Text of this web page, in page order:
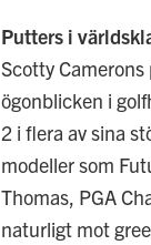
Putters i
Scotty
ögonblicken i
2 i flera av sina
modeller som
Thomas, PGA
naturligt mot